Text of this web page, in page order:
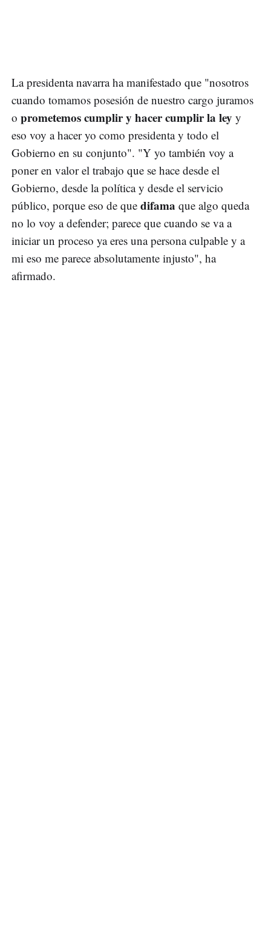
La presidenta navarra ha manifestado que "nosotros
cuando tomamos posesión de nuestro cargo juramos
o prometemos cumplir y hacer cumplir la ley y
eso voy a hacer yo como presidenta y todo el
Gobierno en su conjunto". "Y yo también voy a
poner en valor el trabajo que se hace desde el
Gobierno, desde la política y desde el servicio
público, porque eso de que difama que algo queda
no lo voy a defender; parece que cuando se va a
iniciar un proceso ya eres una persona culpable y a
mi eso me parece absolutamente injusto", ha
afirmado.